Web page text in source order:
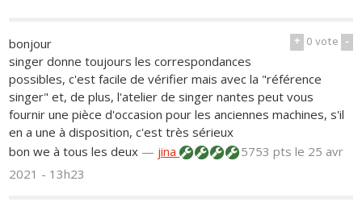
+ 0vote -
bonjour
singer donne toujours les correspondances
possibles, c'est facile de vérifier mais avec la "référence
singer" et, de plus, l'atelier de singer nantes peut vous
fournir une pièce d'occasion pour les anciennes machines, s'il
en a une à disposition, c'est très sérieux
bon we à tous les deux — jina 5753 ptsle 25 avr
2021 - 13h23